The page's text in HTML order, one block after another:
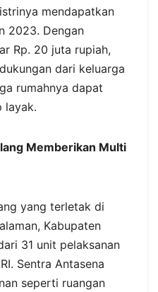
mendapatkan
2023. Dengan
Rp. 20 juta rupiah,
dari keluarga
rumahnya dapat
layak.
Memberikan Multi
yang terletak di
Kabupaten
31 unit pelaksanan
Sentra Antasena
seperti ruangan